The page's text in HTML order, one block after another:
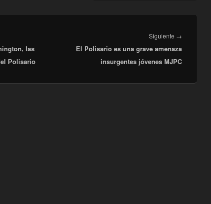
las
Polisario
Siguiente →
siguiente:
El Polisario es una grave amenaza
insurgentes jóvenes MJPC